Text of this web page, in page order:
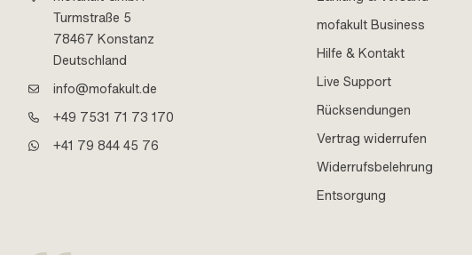
Turmstraße 5
78467 Konstanz
Deutschland
info@mofakult.de
+49 7531 71 73 170
+41 79 844 45 76
mofakult Business
Hilfe & Kontakt
Live Support
Rücksendungen
Vertrag widerrufen
Widerrufsbelehrung
Entsorgung